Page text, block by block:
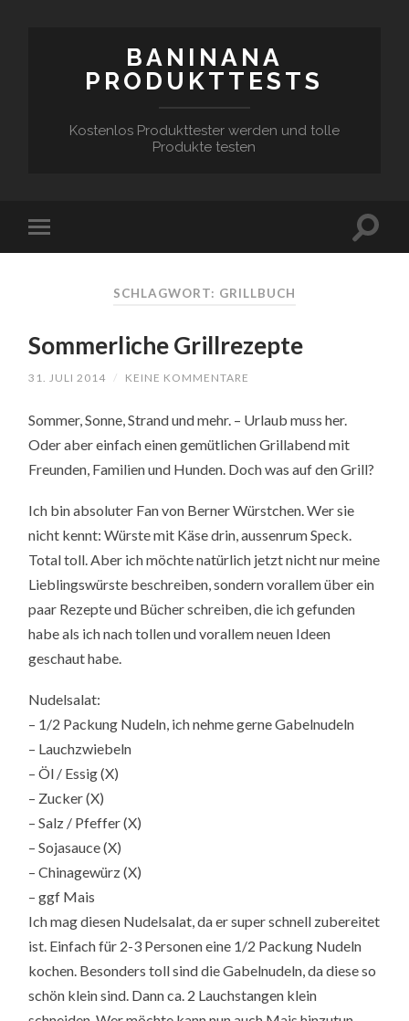
BANINANA
PRODUKTTESTS
Kostenlos Produkttester werden und tolle
Produkte testen
SCHLAGWORT: GRILLBUCH
Sommerliche Grillrezepte
31. JULI 2014 / KEINE KOMMENTARE
Sommer, Sonne, Strand und mehr. – Urlaub muss her.
Oder aber einfach einen gemütlichen Grillabend mit
Freunden, Familien und Hunden. Doch was auf den Grill?
Ich bin absoluter Fan von Berner Würstchen. Wer sie
nicht kennt: Würste mit Käse drin, aussenrum Speck.
Total toll. Aber ich möchte natürlich jetzt nicht nur meine
Lieblingswürste beschreiben, sondern vorallem über ein
paar Rezepte und Bücher schreiben, die ich gefunden
habe als ich nach tollen und vorallem neuen Ideen
geschaut habe.
Nudelsalat:
– 1/2 Packung Nudeln, ich nehme gerne Gabelnudeln
– Lauchzwiebeln
– Öl / Essig (X)
– Zucker (X)
– Salz / Pfeffer (X)
– Sojasauce (X)
– Chinagewürz (X)
– ggf Mais
Ich mag diesen Nudelsalat, da er super schnell zubereitet
ist. Einfach für 2-3 Personen eine 1/2 Packung Nudeln
kochen. Besonders toll sind die Gabelnudeln, da diese so
schön klein sind. Dann ca. 2 Lauchstangen klein